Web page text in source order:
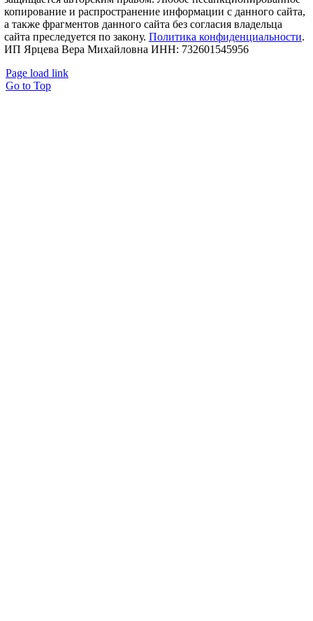
копирование и распространение информации с данного сайта,
а также фрагментов данного сайта без согласия владельца
сайта преследуется по закону. Политика конфиденциальности.
ИП Ярцева Вера Михайловна ИНН: 732601545956
Page load link
Go to Top